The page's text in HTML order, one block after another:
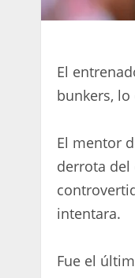
El
bunkers,
El mentor
derrota del
intentara.
Fue el